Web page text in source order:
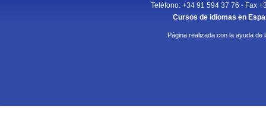
Teléfono: +34 91 594 37 76 - Fax
Cursos de idiomas en
Página realizada con la ayuda